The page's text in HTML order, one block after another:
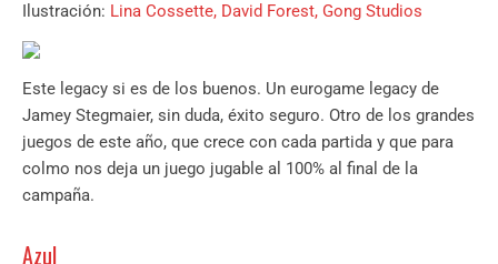
Ilustración: Lina Cossette, David Forest, Gong Studios
Este legacy si es de los buenos. Un eurogame legacy de
Jamey Stegmaier, sin duda, éxito seguro. Otro de los grandes
juegos de este año, que crece con cada partida y que para
colmo nos deja un juego jugable al 100% al final de la
campaña.
Azul